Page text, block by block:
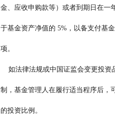
金、应收申购款等）或者到
于基金资产净值的 5%，以备
                    项。
如法律法规或中国证监会
制，基金管理人在履行适当
                    的投资比例。